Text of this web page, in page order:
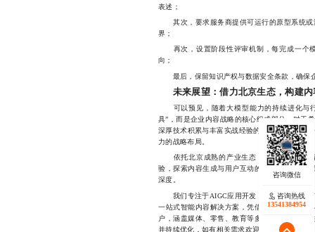
表述；
其次，要求服务商提供可运行的原型系统或
界；
再次，设置阶段性评审机制，每完成一个
向；
最后，保留知识产权与数据安全条款，确保
未来展望：借力北京生态，构建
可以预见，随着大模型能力的持续进化与
具”，而是企业内容战略的核心组成部分。对于
深厚技术积累与丰富实战经验的AIGC应用开发
力的战略布局。
依托北京成熟的产业生态，企业不仅能获
验，探索内容生成与用户互动的新范式。在这
深度。
我们专注于AIGC应用开发，深耕北京本地市
一站式智能内容解决方案，凭借扎实的技术底
户，涵盖媒体、零售、教育等多个领域，始终
并持续优化，如有相关需求欢迎随时联系，
咨询热线
13541384954